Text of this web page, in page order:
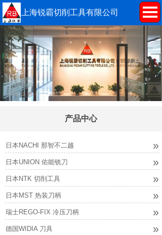
产品中心
日本NACHI 那智不二越 »
日本UNION 佑能铣刀 »
日本NTK 切削工具 »
日本MST 热装刀柄 »
瑞士REGO-FIX 冷压刀柄 »
德国WIDIA 刀具 »
上海锐霸切削工具有限公司